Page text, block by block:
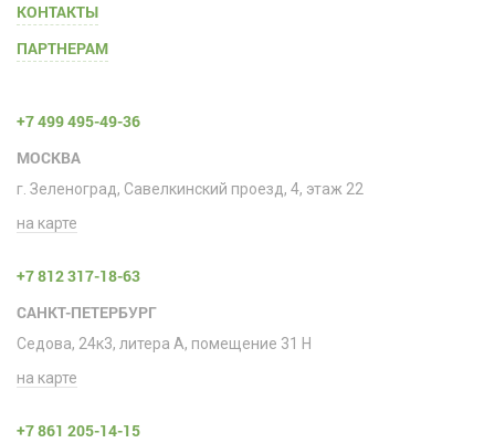
КОНТАКТЫ
ПАРТНЕРАМ
+7 499 495-49-36
МОСКВА
г. Зеленоград, Савелкинский проезд, 4, этаж 22
на карте
+7 812 317-18-63
САНКТ-ПЕТЕРБУРГ
Седова, 24к3, литера А, помещение 31 H
на карте
+7 861 205-14-15